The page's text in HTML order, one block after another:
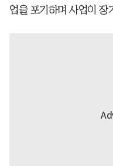
업을 포기하며 사업이 장